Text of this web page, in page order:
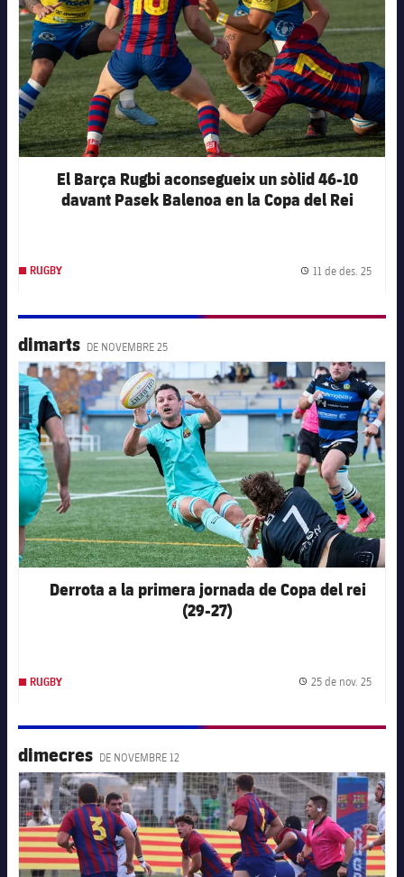
El Barça Rugbi aconsegueix un sòlid 46-10
davant Pasek Balenoa en la Copa del Rei
RUGBY Data
11 de des. 25
dimarts DE NOVEMBRE 25
FC Barcelona club badge
Derrota a la primera jornada de Copa del rei
(29-27)
RUGBY Data
25 de nov. 25
dimecres DE NOVEMBRE 12
FC Barcelona club badge